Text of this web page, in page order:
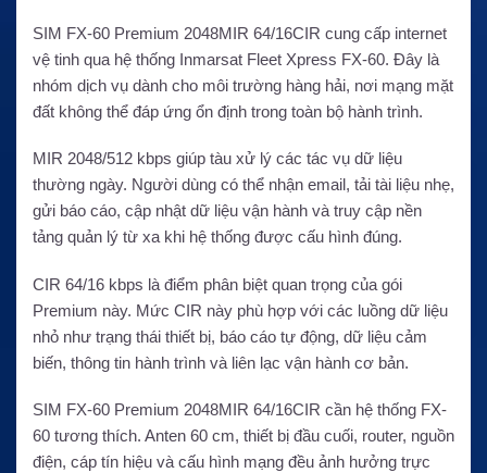
SIM FX-60 Premium 2048MIR 64/16CIR cung cấp internet
vệ tinh qua hệ thống Inmarsat Fleet Xpress FX-60. Đây là
nhóm dịch vụ dành cho môi trường hàng hải, nơi mạng mặt
đất không thể đáp ứng ổn định trong toàn bộ hành trình.
MIR 2048/512 kbps giúp tàu xử lý các tác vụ dữ liệu
thường ngày. Người dùng có thể nhận email, tải tài liệu nhẹ,
gửi báo cáo, cập nhật dữ liệu vận hành và truy cập nền
tảng quản lý từ xa khi hệ thống được cấu hình đúng.
CIR 64/16 kbps là điểm phân biệt quan trọng của gói
Premium này. Mức CIR này phù hợp với các luồng dữ liệu
nhỏ như trạng thái thiết bị, báo cáo tự động, dữ liệu cảm
biến, thông tin hành trình và liên lạc vận hành cơ bản.
SIM FX-60 Premium 2048MIR 64/16CIR cần hệ thống FX-
60 tương thích. Anten 60 cm, thiết bị đầu cuối, router, nguồn
điện, cáp tín hiệu và cấu hình mạng đều ảnh hưởng trực